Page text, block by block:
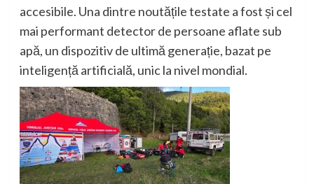
accesibile. Una dintre noutățile testate a fost și cel
mai performant detector de persoane aflate sub
apă, un dispozitiv de ultimă generație, bazat pe
inteligență artificială, unic la nivel mondial.